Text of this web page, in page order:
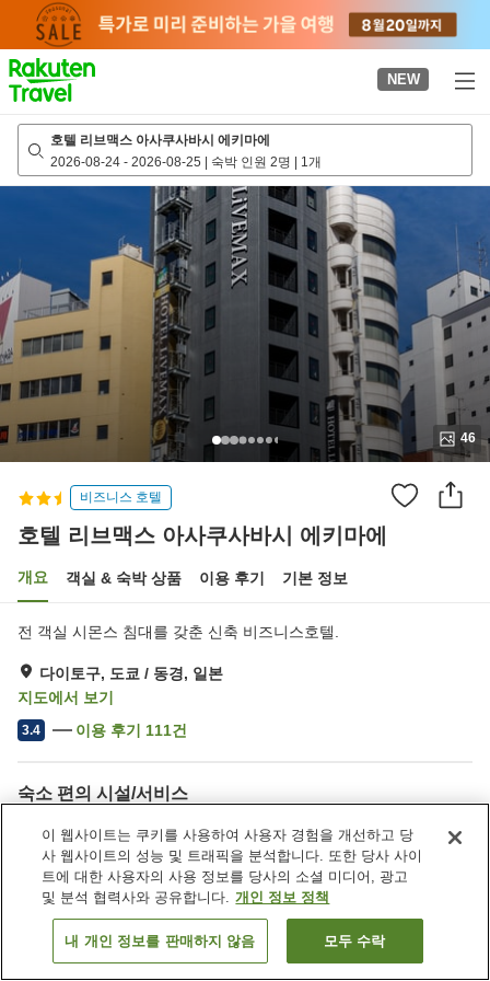
page
NEW
호텔 리브맥스 아사쿠사바시 에키마에
2026-08-24 - 2026-08-25 | 숙박 인원 2명 | 1개
46
비즈니스 호텔
호텔 리브맥스 아사쿠사바시 에키마에
개요 객실 & 숙박 상품 이용 후기 기본 정보
전 객실 시몬스 침대를 갖춘 신축 비즈니스호텔.
다이토구, 도쿄 / 동경, 일본
지도에서 보기
3.4 이용 후기 111건
숙소 편의 시설/서비스
Wi-Fi
역에서 도보 5분
자동판매기
세탁 (유료)
일본 도쿄 / 동경
다이토구
호텔 리브맥스 아사쿠사바시 에키마에
객실 보기
이 웹사이트는 쿠키를 사용하여 사용자 경험을 개선하고 당
사 웹사이트의 성능 및 트래픽을 분석합니다. 또한 당사 사이
트에 대한 사용자의 사용 정보를 당사의 소셜 미디어, 광고
및 분석 협력사와 공유합니다. 개인 정보 정책
내 개인 정보를 판매하지 않음 모두 수락